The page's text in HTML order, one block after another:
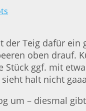
Teig dafür
oben drauf.
ggf. mit
halt nicht
um – diesmal